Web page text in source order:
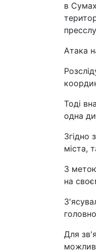
в
Атака
Тоді
одна
Згідно
міста,
З
на
Для